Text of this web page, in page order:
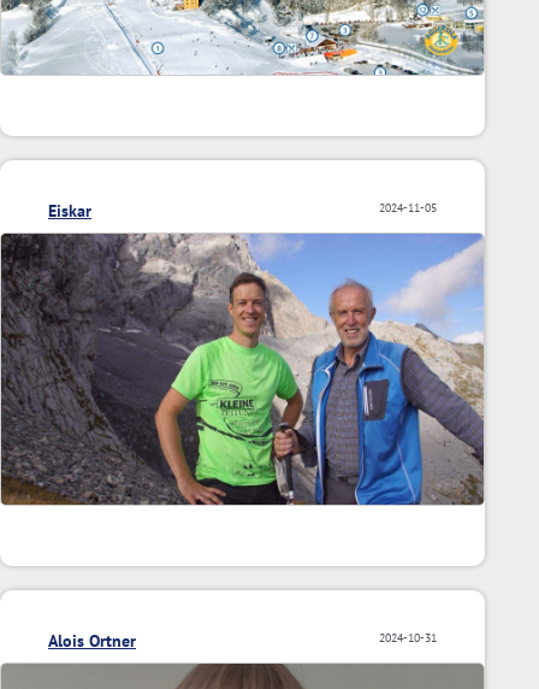
2024-11-05
Eiskar
2024-10-31
Alois Ortner